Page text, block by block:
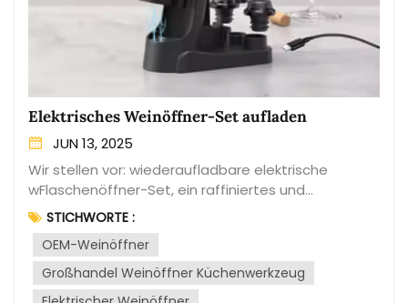
Elektrisches Weinöffner-Set aufladen
JUN 13, 2025
Wir stellen vor: wiederaufladbare elektrische
wFlaschenöffner-Set, ein raffiniertes und
praktisches Werkzeug für jeden Weinliebhaber.
Dieses Set enthält einen eleganten elektrischen
Weinöffner, der den Korken mühelos mit einem
einfachen Knopfdruck aus Ihren Lieblingsflaschen
entfernt. Das Set ist auf Effizienz und
STICHWORTE :
OEM-Weinöffner
Großhandel Weinöffner Küchenwerkzeug